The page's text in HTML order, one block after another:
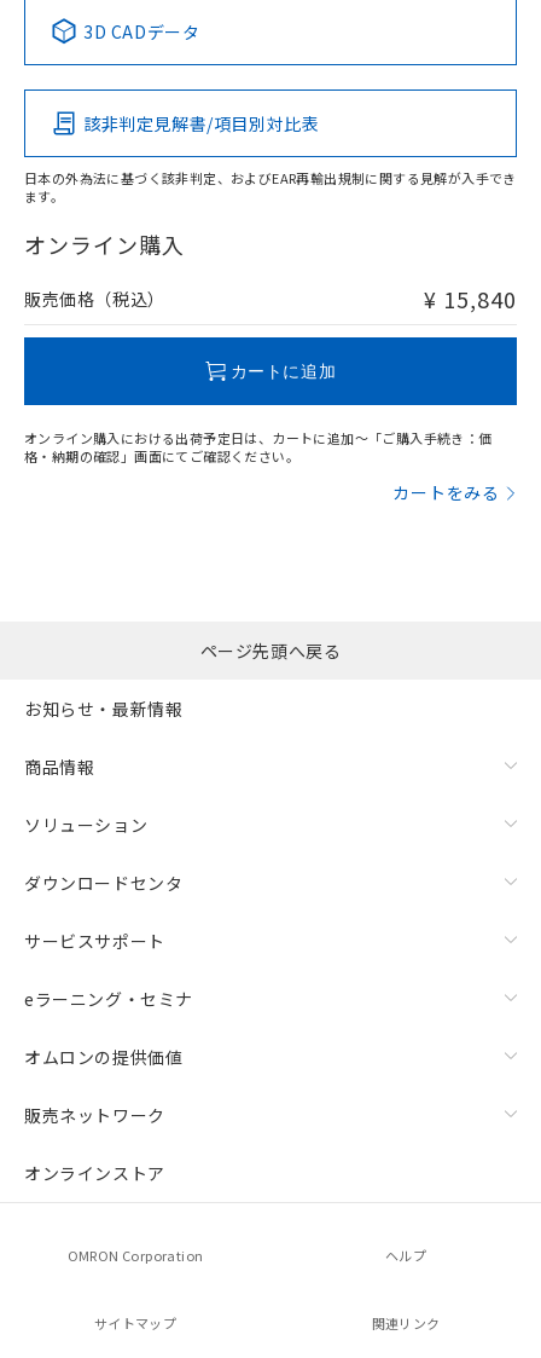
120mm以上、n: 140mm以上
検出領域
Pb Hg Cd Cr(VI)
O
在庫等で未対応品が混在する可能性があります。
問い合わせください。
この製品の規格認証/適合状況ページへ
その他の認証はこちらのページからご検索ください
3D CADデータ
該非判定見解書/項目別対比表
日本の外為法に基づく該非判定、およびEAR再輸出規制に関する見解が入手でき
ます。
オンライン購入
販売価格（税込） ¥ 15,840
カートに追加
オンライン購入における出荷予定日は、カートに追加～「ご購入手続き：価
格・納期の確認」画面にてご確認ください。
カートをみる
ページ先頭へ戻る
お知らせ・最新情報
商品情報
ソリューション
ダウンロードセンタ
サービスサポート
eラーニング・セミナ
オムロンの提供価値
販売ネットワーク
オンラインストア
OMRON Corporation ヘルプ
サイトマップ 関連リンク